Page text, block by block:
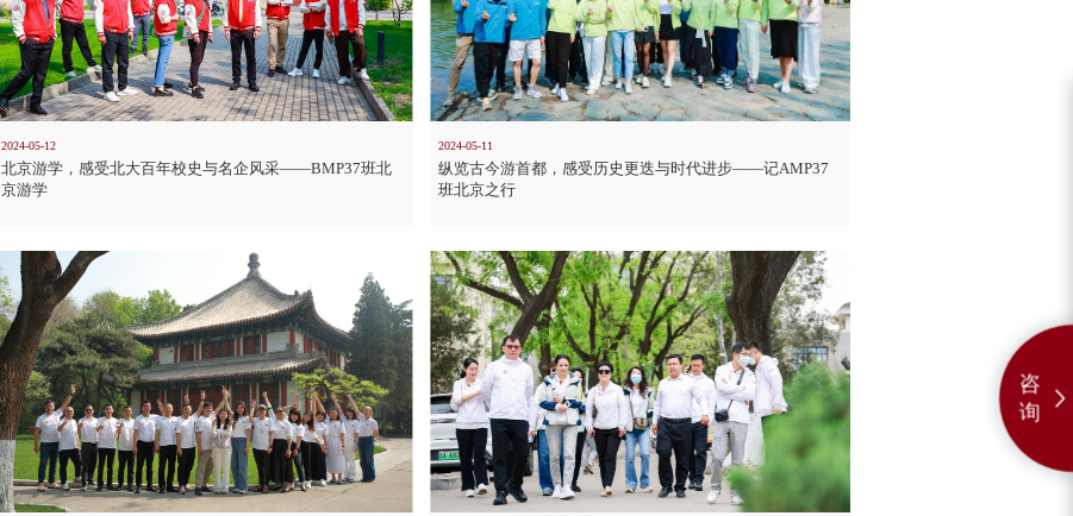
咨
询
2024-05-12
北京游学，感受北大百年校史与名企风采——BMP37班北
京游学
2024-05-11
纵览古今游首都，感受历史更迭与时代进步——记AMP37
班北京之行